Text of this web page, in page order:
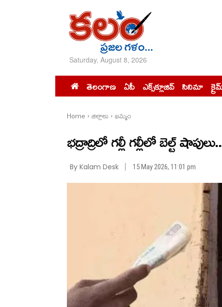
Saturday, August 8, 2026
తెలంగాణ ఏపీ ఎక్స్‌క్లూజివ్‌ సినిమా
Home జిల్లాలు ఖమ్మం
భద్రాద్రిలో ​గల్లీ గల్లీలో బెల్ట్
By Kalam Desk 15 May 2026, 11:01 pm